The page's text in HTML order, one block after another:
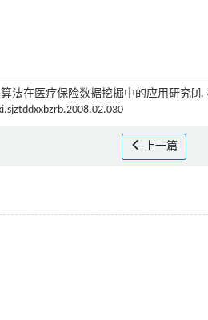
法在医疗保险数据挖掘中的应用研究[J].
上一篇